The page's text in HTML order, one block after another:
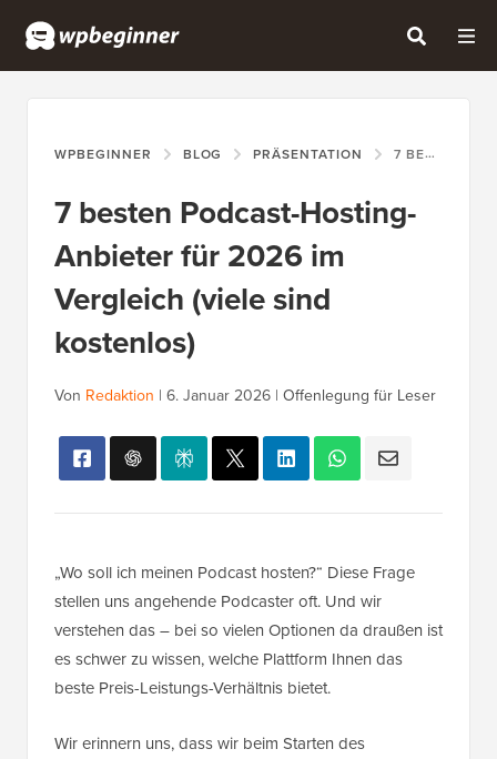
WPBEGINNER BLOG PRÄSENTATION 7 BESTEN PODCAST-HOSTING-ANBIETER FÜR 2026 IM VERGLEICH (VIELE SIND KOSTENLOS)
7 besten Podcast-Hosting-
Anbieter für 2026 im
Vergleich (viele sind
kostenlos)
Von Redaktion | 6. Januar 2026 | Offenlegung für Leser
„Wo soll ich meinen Podcast hosten?“ Diese Frage
stellen uns angehende Podcaster oft. Und wir
verstehen das – bei so vielen Optionen da draußen ist
es schwer zu wissen, welche Plattform Ihnen das
beste Preis-Leistungs-Verhältnis bietet.
Wir erinnern uns, dass wir beim Starten des